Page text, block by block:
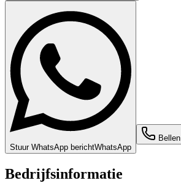
Stuur WhatsApp berichtWhatsApp
Bellen
Bedrijfsinformatie